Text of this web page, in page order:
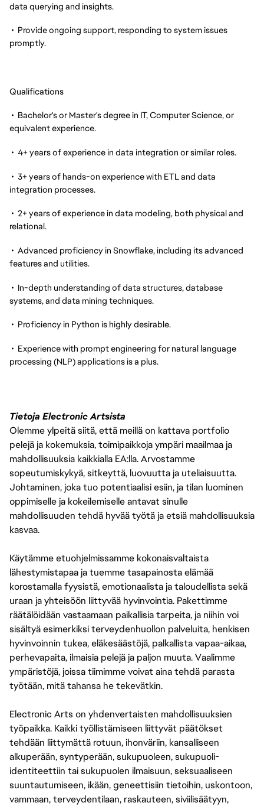
data querying and insights.
• Provide ongoing support, responding to system issues
promptly.
Qualifications
• Bachelor's or Master's degree in IT, Computer Science, or
equivalent experience.
• 4+ years of experience in data integration or similar roles.
• 3+ years of hands-on experience with ETL and data
integration processes.
• 2+ years of experience in data modeling, both physical and
relational.
• Advanced proficiency in Snowflake, including its advanced
features and utilities.
• In-depth understanding of data structures, database
systems, and data mining techniques.
• Proficiency in Python is highly desirable.
• Experience with prompt engineering for natural language
processing (NLP) applications is a plus.
Tietoja Electronic Artsista
Olemme ylpeitä siitä, että meillä on kattava portfolio
pelejä ja kokemuksia, toimipaikkoja ympäri maailmaa ja
mahdollisuuksia kaikkialla EA:lla. Arvostamme
sopeutumiskykyä, sitkeyttä, luovuutta ja uteliaisuutta.
Johtaminen, joka tuo potentiaalisi esiin, ja tilan luominen
oppimiselle ja kokeilemiselle antavat sinulle
mahdollisuuden tehdä hyvää työtä ja etsiä mahdollisuuksia
kasvaa.
Käytämme etuohjelmissamme kokonaisvaltaista
lähestymistapaa ja tuemme tasapainosta elämää
korostamalla fyysistä, emotionaalista ja taloudellista sekä
uraan ja yhteisöön liittyvää hyvinvointia. Pakettimme
räätälöidään vastaamaan paikallisia tarpeita, ja niihin voi
sisältyä esimerkiksi terveydenhuollon palveluita, henkisen
hyvinvoinnin tukea, eläkesäästöjä, palkallista vapaa-aikaa,
perhevapaita, ilmaisia pelejä ja paljon muuta. Vaalimme
ympäristöjä, joissa tiimimme voivat aina tehdä parasta
työtään, mitä tahansa he tekevätkin.
Electronic Arts on yhdenvertaisten mahdollisuuksien
työpaikka. Kaikki työllistämiseen liittyvät päätökset
tehdään liittymättä rotuun, ihonväriin, kansalliseen
alkuperään, syntyperään, sukupuoleen, sukupuoli-
identiteettiin tai sukupuolen ilmaisuun, seksuaaliseen
suuntautumiseen, ikään, geneettisiin tietoihin, uskontoon,
vammaan, terveydentilaan, raskauteen, siviilisäätyyn,